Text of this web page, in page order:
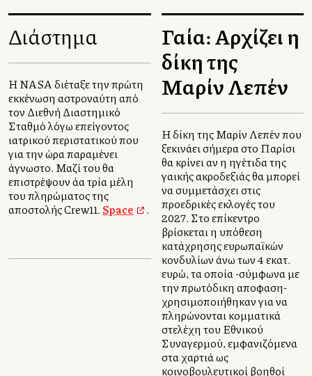
Διάστημα
Η NASA διέταξε την πρώτη
εκκένωση αστροναύτη από
τον Διεθνή Διαστημικό
Σταθμό λόγω επείγοντος
ιατρικού περιστατικού που
για την ώρα παραμένει
άγνωστο. Μαζί του θα
επιστρέψουν άλλα τρία μέλη
του πληρώματος της
αποστολής Crew11. Space .
Γαλλία: Αρχίζει η
δίκη της
Μαρίν Λεπέν
Η δίκη της Μαρίν Λεπέν που
ξεκινάει σήμερα στο Παρίσι
θα κρίνει αν η ηγέτιδα της
γαλλικής ακροδεξιάς θα μπορεί
να συμμετάσχει στις
προεδρικές εκλογές του
2027. Στο επίκεντρο
βρίσκεται η υπόθεση
κατάχρησης ευρωπαϊκών
κονδυλίων άνω των 4 εκατ.
ευρώ, τα οποία -σύμφωνα με
την πρωτόδικη αποφαση-
χρησιμοποιήθηκαν για να
πληρώνονται κομματικά
στελέχη του Εθνικού
Συναγερμού, εμφανιζόμενα
στα χαρτιά ως
κοινοβουλευτικοί βοηθοί